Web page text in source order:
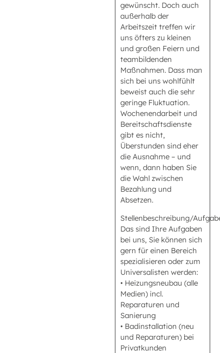
gewünscht. Doch auch
außerhalb der
Arbeitszeit treffen wir
uns öfters zu kleinen
und großen Feiern und
teambildenden
Maßnahmen. Dass man
sich bei uns wohlfühlt
beweist auch die sehr
geringe Fluktuation.
Wochenendarbeit und
Bereitschaftsdienste
gibt es nicht,
Überstunden sind eher
die Ausnahme – und
wenn, dann haben Sie
die Wahl zwischen
Bezahlung und
Absetzen.
Stellenbeschreibung/
Das sind Ihre Aufgaben
bei uns, Sie können sich
gern für einen Bereich
spezialisieren oder zum
Universalisten werden:
• Heizungsneubau (alle
Medien) incl.
Reparaturen und
Sanierung
• Badinstallation (neu
und Reparaturen) bei
Privatkunden